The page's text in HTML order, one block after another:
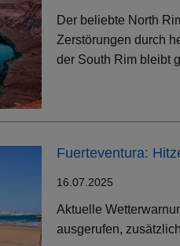
Der beliebte North
Zerstörungen durch
der South Rim bleibt
Fuerteventura:
16.07.2025
Aktuelle
ausgerufen,